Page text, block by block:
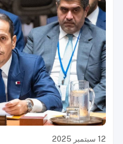
12 سبتمبر 2025